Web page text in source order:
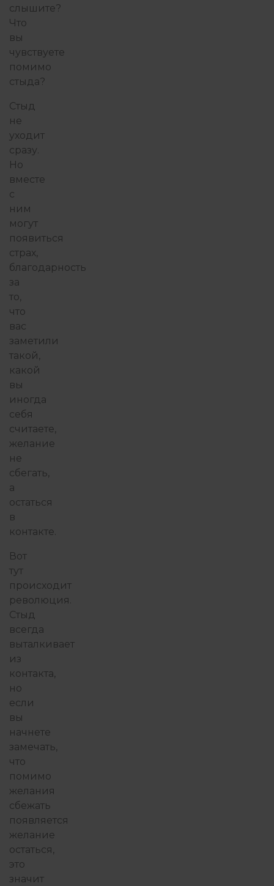
слышите?
Что
вы
чувствуете
помимо
стыда?
Стыд
не
уходит
сразу.
Но
вместе
с
ним
могут
появиться
страх,
благодарность
за
то,
что
вас
заметили
такой,
какой
вы
иногда
себя
считаете,
желание
не
сбегать,
а
остаться
в
контакте.
Вот
тут
происходит
революция.
Стыд
всегда
выталкивает
из
контакта,
но
если
вы
начнете
замечать,
что
помимо
желания
сбежать
появляется
желание
остаться,
это
значит